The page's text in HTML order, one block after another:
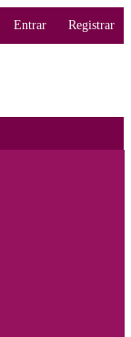
Entrar Registrar